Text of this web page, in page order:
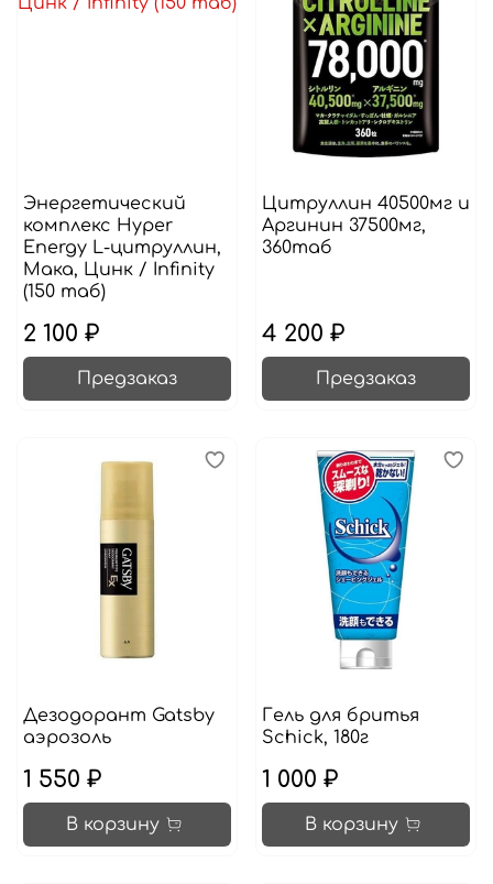
Энергетический
комплекс Hyper
Energy L-цитруллин,
Мака, Цинк / Infinity
(150 таб)
2 100 ₽
Предзаказ
Цитруллин 40500мг и
Аргинин 37500мг,
360таб
4 200 ₽
Предзаказ
Дезодорант Gatsby
аэрозоль
1 550 ₽
В корзину
Гель для бритья
Schick, 180г
1 000 ₽
В корзину